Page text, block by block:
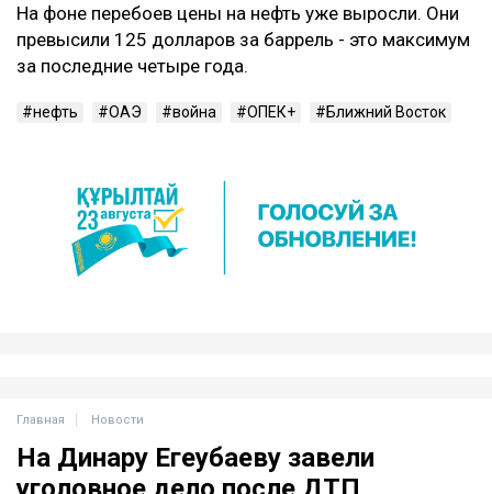
На фоне перебоев цены на нефть уже выросли. Они
превысили 125 долларов за баррель - это максимум
за последние четыре года.
нефть ОАЭ война ОПЕК+ Ближний Восток